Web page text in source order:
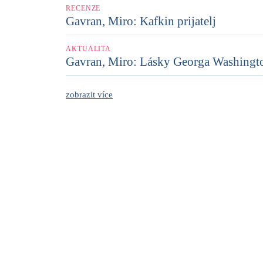
RECENZE
Gavran, Miro: Kafkin prijatelj
AKTUALITA
Gavran, Miro: Lásky Georga
zobrazit více